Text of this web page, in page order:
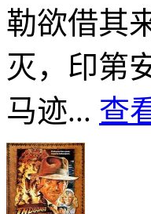
勒欲借其
灭，印第
马迹... 查